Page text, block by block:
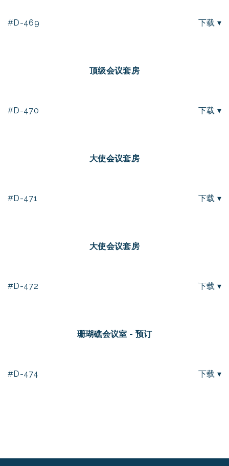
#D-469 下载 ▾
顶级会议套房
#D-470 下载 ▾
大使会议套房
#D-471 下载 ▾
大使会议套房
#D-472 下载 ▾
珊瑚礁会议室 - 预订
#D-474 下载 ▾